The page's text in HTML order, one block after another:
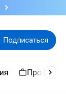
Подписаться